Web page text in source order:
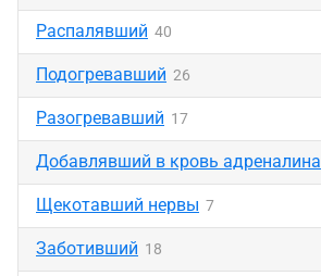
Распалявший 40
Подогревавший 26
Разогревавший 17
Добавлявший в кровь адреналина
Щекотавший нервы 7
Заботивший 18